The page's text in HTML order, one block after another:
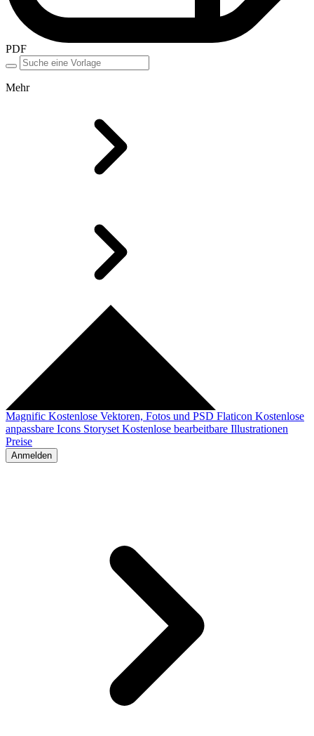
PDF
Mehr
Magnific Kostenlose Vektoren, Fotos und PSD Flaticon Kostenlose
anpassbare Icons Storyset Kostenlose bearbeitbare Illustrationen
Preise
Anmelden